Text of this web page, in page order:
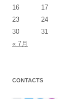
16
17
23
24
30
31
« 7月
CONTACTS